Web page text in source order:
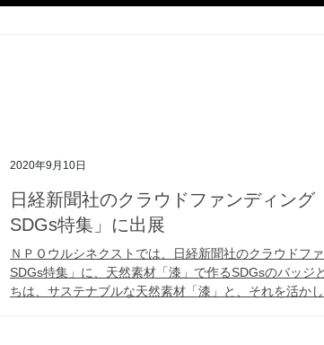
2020年9月10日
日経新聞社のクラウドファンディング
SDGs特集」に出展
ＮＰＯウルシネクストでは、日経新聞社のクラウドフ
SDGs特集」に、天然素材「漆」で作るSDGsのバッジ
ちは、サステナブルな天然素材「漆」と、それを活か